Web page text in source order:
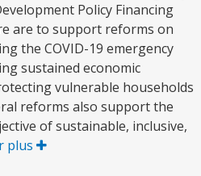
Policy Financing
are to support reforms on
the COVID-19 emergency
sustained economic
vulnerable households
reforms also support the
of sustainable, inclusive,
plus